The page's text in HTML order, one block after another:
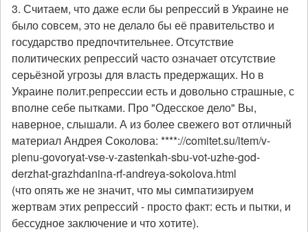
3. Считаем, что даже если бы репрессий в Украине не
было совсем, это не делало бы её правительство и
государство предпочтительнее. Отсутствие
политических репрессий часто означает отсутствие
серьёзной угрозы для власть предержащих. Но в
Украине полит.репрессии есть и довольно страшные, с
вполне себе пытками. Про "Одесское дело" Вы,
наверное, слышали. А из более свежего вот отличный
материал Андрея Соколова: ****://comitet.su/item/v-
plenu-govoryat-vse-v-zastenkah-sbu-vot-uzhe-god-
derzhat-grazhdanina-rf-andreya-sokolova.html
(что опять же не значит, что мы симпатизируем
жертвам этих репрессий - просто факт: есть и пытки, и
бессудное заключение и что хотите).